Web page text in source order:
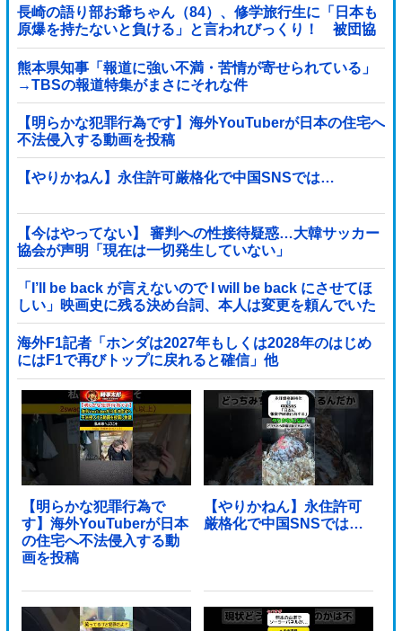
長崎の語り部お爺ちゃん（84）、修学旅行生に「日本も
原爆を持たないと負ける」と言われびっくり！ 被団協
代表（85）も中学生に「核を持たないで日本...
熊本県知事「報道に強い不満・苦情が寄せられている」
→TBSの報道特集がまさにそれな件
【明らかな犯罪行為です】海外YouTuberが日本の住宅へ
不法侵入する動画を投稿
【やりかねん】永住許可厳格化で中国SNSでは…
【今はやってない】 審判への性接待疑惑…大韓サッカー
協会が声明「現在は一切発生していない」
「I’ll be back が言えないので I will be back にさせてほ
しい」映画史に残る決め台詞、本人は変更を頼んでいた
海外F1記者「ホンダは2027年もしくは2028年のはじめ
にはF1で再びトップに戻れると確信」他
【明らかな犯罪行為で
す】海外YouTuberが日本
の住宅へ不法侵入する動
画を投稿
【やりかねん】永住許可
厳格化で中国SNSでは…